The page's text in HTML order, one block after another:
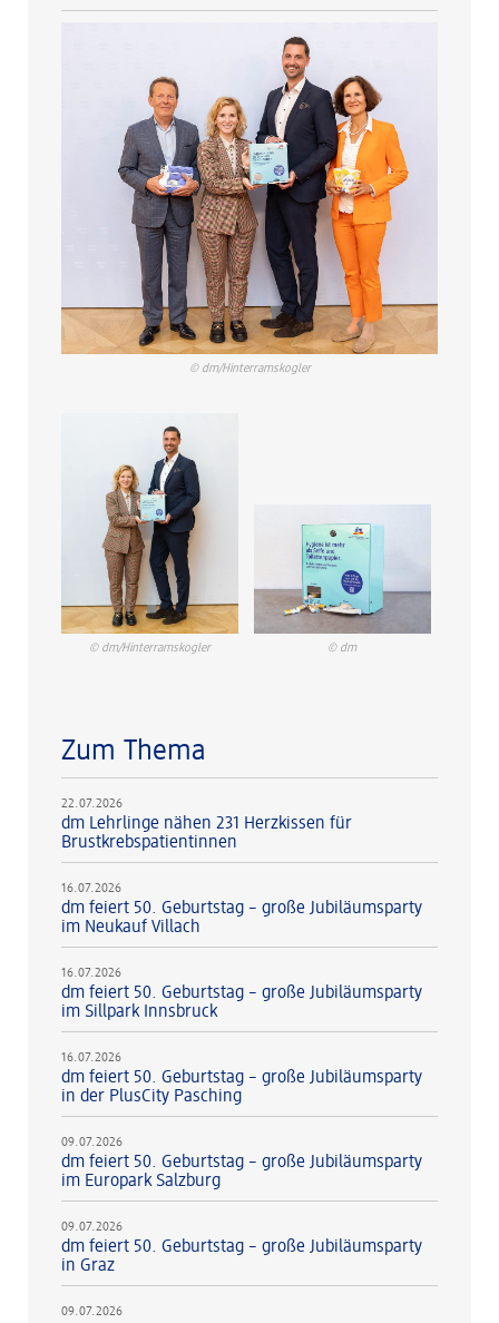
© dm/Hinterramskogler
© dm/Hinterramskogler © dm
Zum Thema
22.07.2026
dm Lehrlinge nähen 231 Herzkissen für
Brustkrebspatientinnen
16.07.2026
dm feiert 50. Geburtstag – große Jubiläumsparty
im Neukauf Villach
16.07.2026
dm feiert 50. Geburtstag – große Jubiläumsparty
im Sillpark Innsbruck
16.07.2026
dm feiert 50. Geburtstag – große Jubiläumsparty
in der PlusCity Pasching
09.07.2026
dm feiert 50. Geburtstag – große Jubiläumsparty
im Europark Salzburg
09.07.2026
dm feiert 50. Geburtstag – große Jubiläumsparty
in Graz
09.07.2026